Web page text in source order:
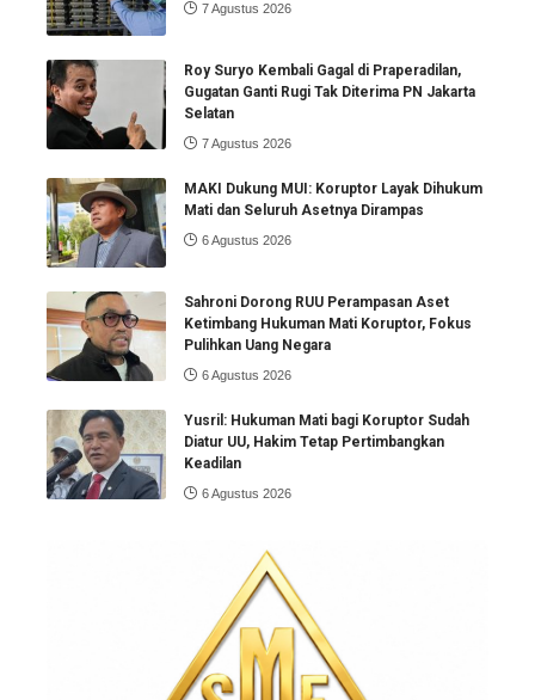
7 Agustus 2026
Roy Suryo Kembali Gagal di Praperadilan,
Gugatan Ganti Rugi Tak Diterima PN Jakarta
Selatan
7 Agustus 2026
MAKI Dukung MUI: Koruptor Layak Dihukum
Mati dan Seluruh Asetnya Dirampas
6 Agustus 2026
Sahroni Dorong RUU Perampasan Aset
Ketimbang Hukuman Mati Koruptor, Fokus
Pulihkan Uang Negara
6 Agustus 2026
Yusril: Hukuman Mati bagi Koruptor Sudah
Diatur UU, Hakim Tetap Pertimbangkan
Keadilan
6 Agustus 2026